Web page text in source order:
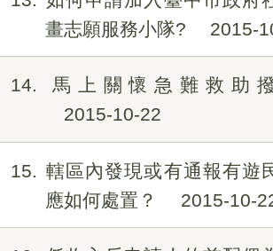
畫志願服務小隊?
2015-
14
馬上關懷急難救助
2015-10-22
15
轄區內發現或有通報有遊
應如何處置？
2015-10-